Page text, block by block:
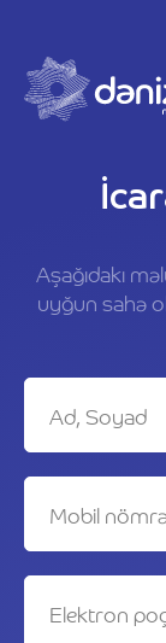
Aşağıdakı
uyğun sahə